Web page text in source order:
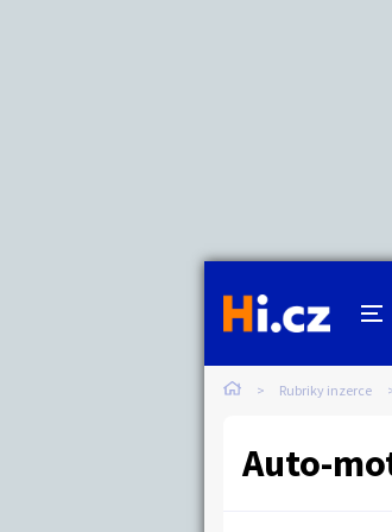
Rubriky inzerce
Auto-